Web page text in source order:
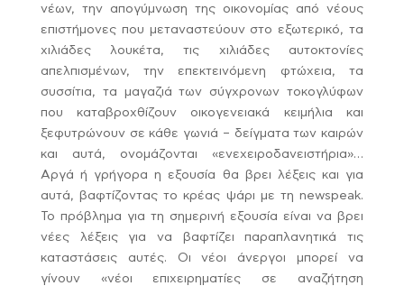
νέων, την απογύμνωση της οικονομίας από νέους
επιστήμονες που μεταναστεύουν στο εξωτερικό, τα
χιλιάδες λουκέτα, τις χιλιάδες αυτοκτονίες
απελπισμένων, την επεκτεινόμενη φτώχεια, τα
συσσίτια, τα μαγαζιά των σύγχρονων τοκογλύφων
που καταβροχθίζουν οικογενειακά κειμήλια και
ξεφυτρώνουν σε κάθε γωνιά – δείγματα των καιρών
και αυτά, ονομάζονται «ενεχειροδανειστήρια»…
Αργά ή γρήγορα η εξουσία θα βρει λέξεις και για
αυτά, βαφτίζοντας το κρέας ψάρι με τη newspeak.
Το πρόβλημα για τη σημερινή εξουσία είναι να βρει
νέες λέξεις για να βαφτίζει παραπλανητικά τις
καταστάσεις αυτές. Οι νέοι άνεργοι μπορεί να
γίνουν «νέοι επιχειρηματίες σε αναζήτηση